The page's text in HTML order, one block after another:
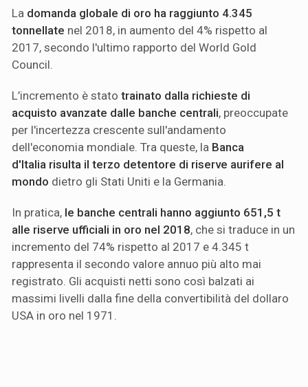
La domanda globale di oro ha raggiunto 4.345
tonnellate nel 2018, in aumento del 4% rispetto al
2017, secondo l'ultimo rapporto del World Gold
Council.
L’incremento è stato trainato dalla richieste di
acquisto avanzate dalle banche centrali, preoccupate
per l'incertezza crescente sull'andamento
dell'economia mondiale. Tra queste, la Banca
d'Italia risulta il terzo detentore di riserve aurifere al
mondo dietro gli Stati Uniti e la Germania.
In pratica, le banche centrali hanno aggiunto 651,5 t
alle riserve ufficiali in oro nel 2018, che si traduce in un
incremento del 74% rispetto al 2017 e 4.345 t
rappresenta il secondo valore annuo più alto mai
registrato. Gli acquisti netti sono così balzati ai
massimi livelli dalla fine della convertibilità del dollaro
USA in oro nel 1971.